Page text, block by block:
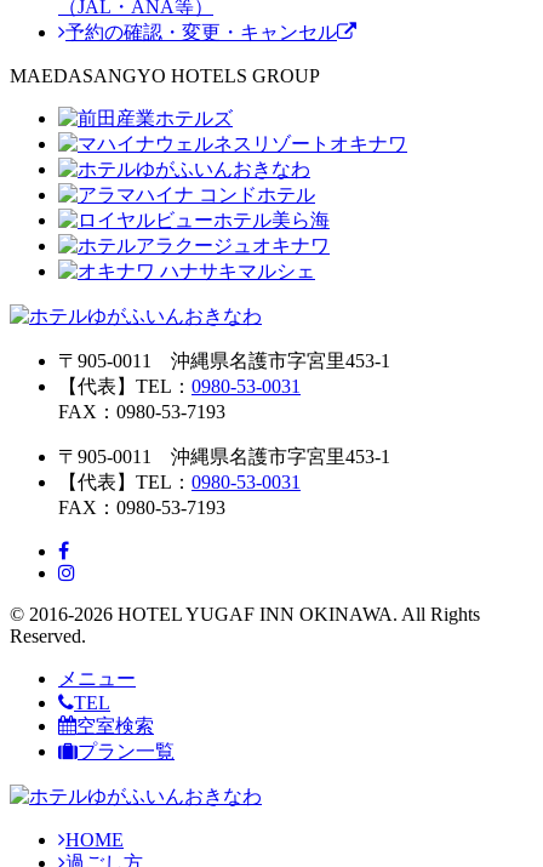
（JAL・ANA等）
予約の確認・変更・キャンセル
MAEDASANGYO HOTELS GROUP
〒905-0011 沖縄県名護市字宮里453-1
【代表】TEL： 0980-53-0031
FAX：0980-53-7193
〒905-0011 沖縄県名護市字宮里453-1
【代表】TEL： 0980-53-0031
FAX：0980-53-7193
© 2016-2026 HOTEL YUGAF INN OKINAWA. All Rights
Reserved.
メニュー
TEL
空室検索
プラン一覧
HOME
過ごし方